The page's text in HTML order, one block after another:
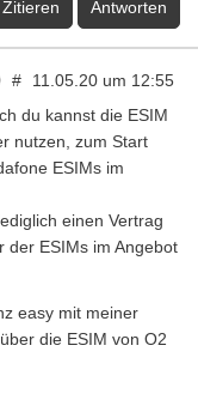
Zitieren Antworten
# 11.05.20 um 12:55
du kannst die ESIM
nutzen, zum Start
ESIMs im
einen Vertrag
der ESIMs im Angebot
easy mit meiner
die ESIM von O2